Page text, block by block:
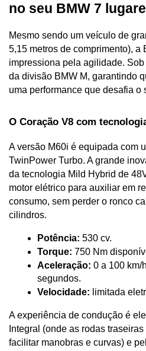
no seu BMW 7
Mesmo sendo um veículo de
5,15 metros de comprimento), a
impressiona pela agilidade.
da divisão BMW M, garantindo
uma performance que desafia o
O Coração V8 com
A versão M60i é equipada com
TwinPower Turbo. A grande
da tecnologia Mild Hybrid de
motor elétrico para auxiliar em
consumo, sem perder o ronco
cilindros.
Potência: 530 cv.
Torque: 750 Nm
Aceleração: 0 a 100 km/
segundos.
Velocidade: limitada
A experiência de condução é
Integral (onde as rodas
facilitar manobras e curvas) e